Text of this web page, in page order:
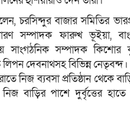
চরসিন্দুর বাজার সমিতির
সম্পাদক ফারুখ ভূইয়া,
সাংগঠনিক সম্পাদক কিশোর
দেবনাথসহ বিভিন্ন নেতৃবন্দ।
নিজ ব্যবসা প্রতিষ্ঠান থেকে
বাড়ির পাশে দুর্বৃত্তের